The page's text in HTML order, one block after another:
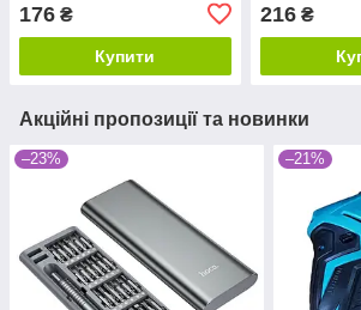
176 ₴
Купити
216₴
Акційні пропозиції та новинки
–23% –21%